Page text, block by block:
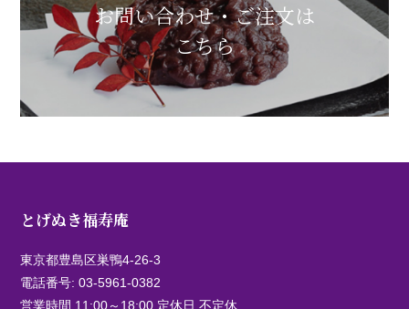
お問い合わせ・ご注文は
こちら
とげぬき福寿庵
東京都豊島区巣鴨4-26-3
電話番号:03-5961-0382
営業時間 11:00～18:00 定休日 不定休